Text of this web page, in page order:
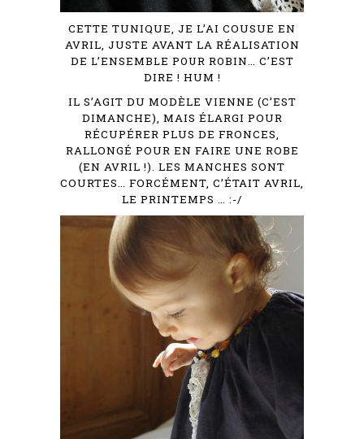
CETTE TUNIQUE, JE L’AI COUSUE EN
AVRIL, JUSTE AVANT LA RÉALISATION
DE L’ENSEMBLE POUR ROBIN… C’EST
DIRE ! HUM !
IL S’AGIT DU MODÈLE VIENNE (C’EST
DIMANCHE), MAIS ÉLARGI POUR
RÉCUPÉRER PLUS DE FRONCES,
RALLONGÉ POUR EN FAIRE UNE ROBE
(EN AVRIL !). LES MANCHES SONT
COURTES… FORCÉMENT, C’ÉTAIT AVRIL,
LE PRINTEMPS … :-/